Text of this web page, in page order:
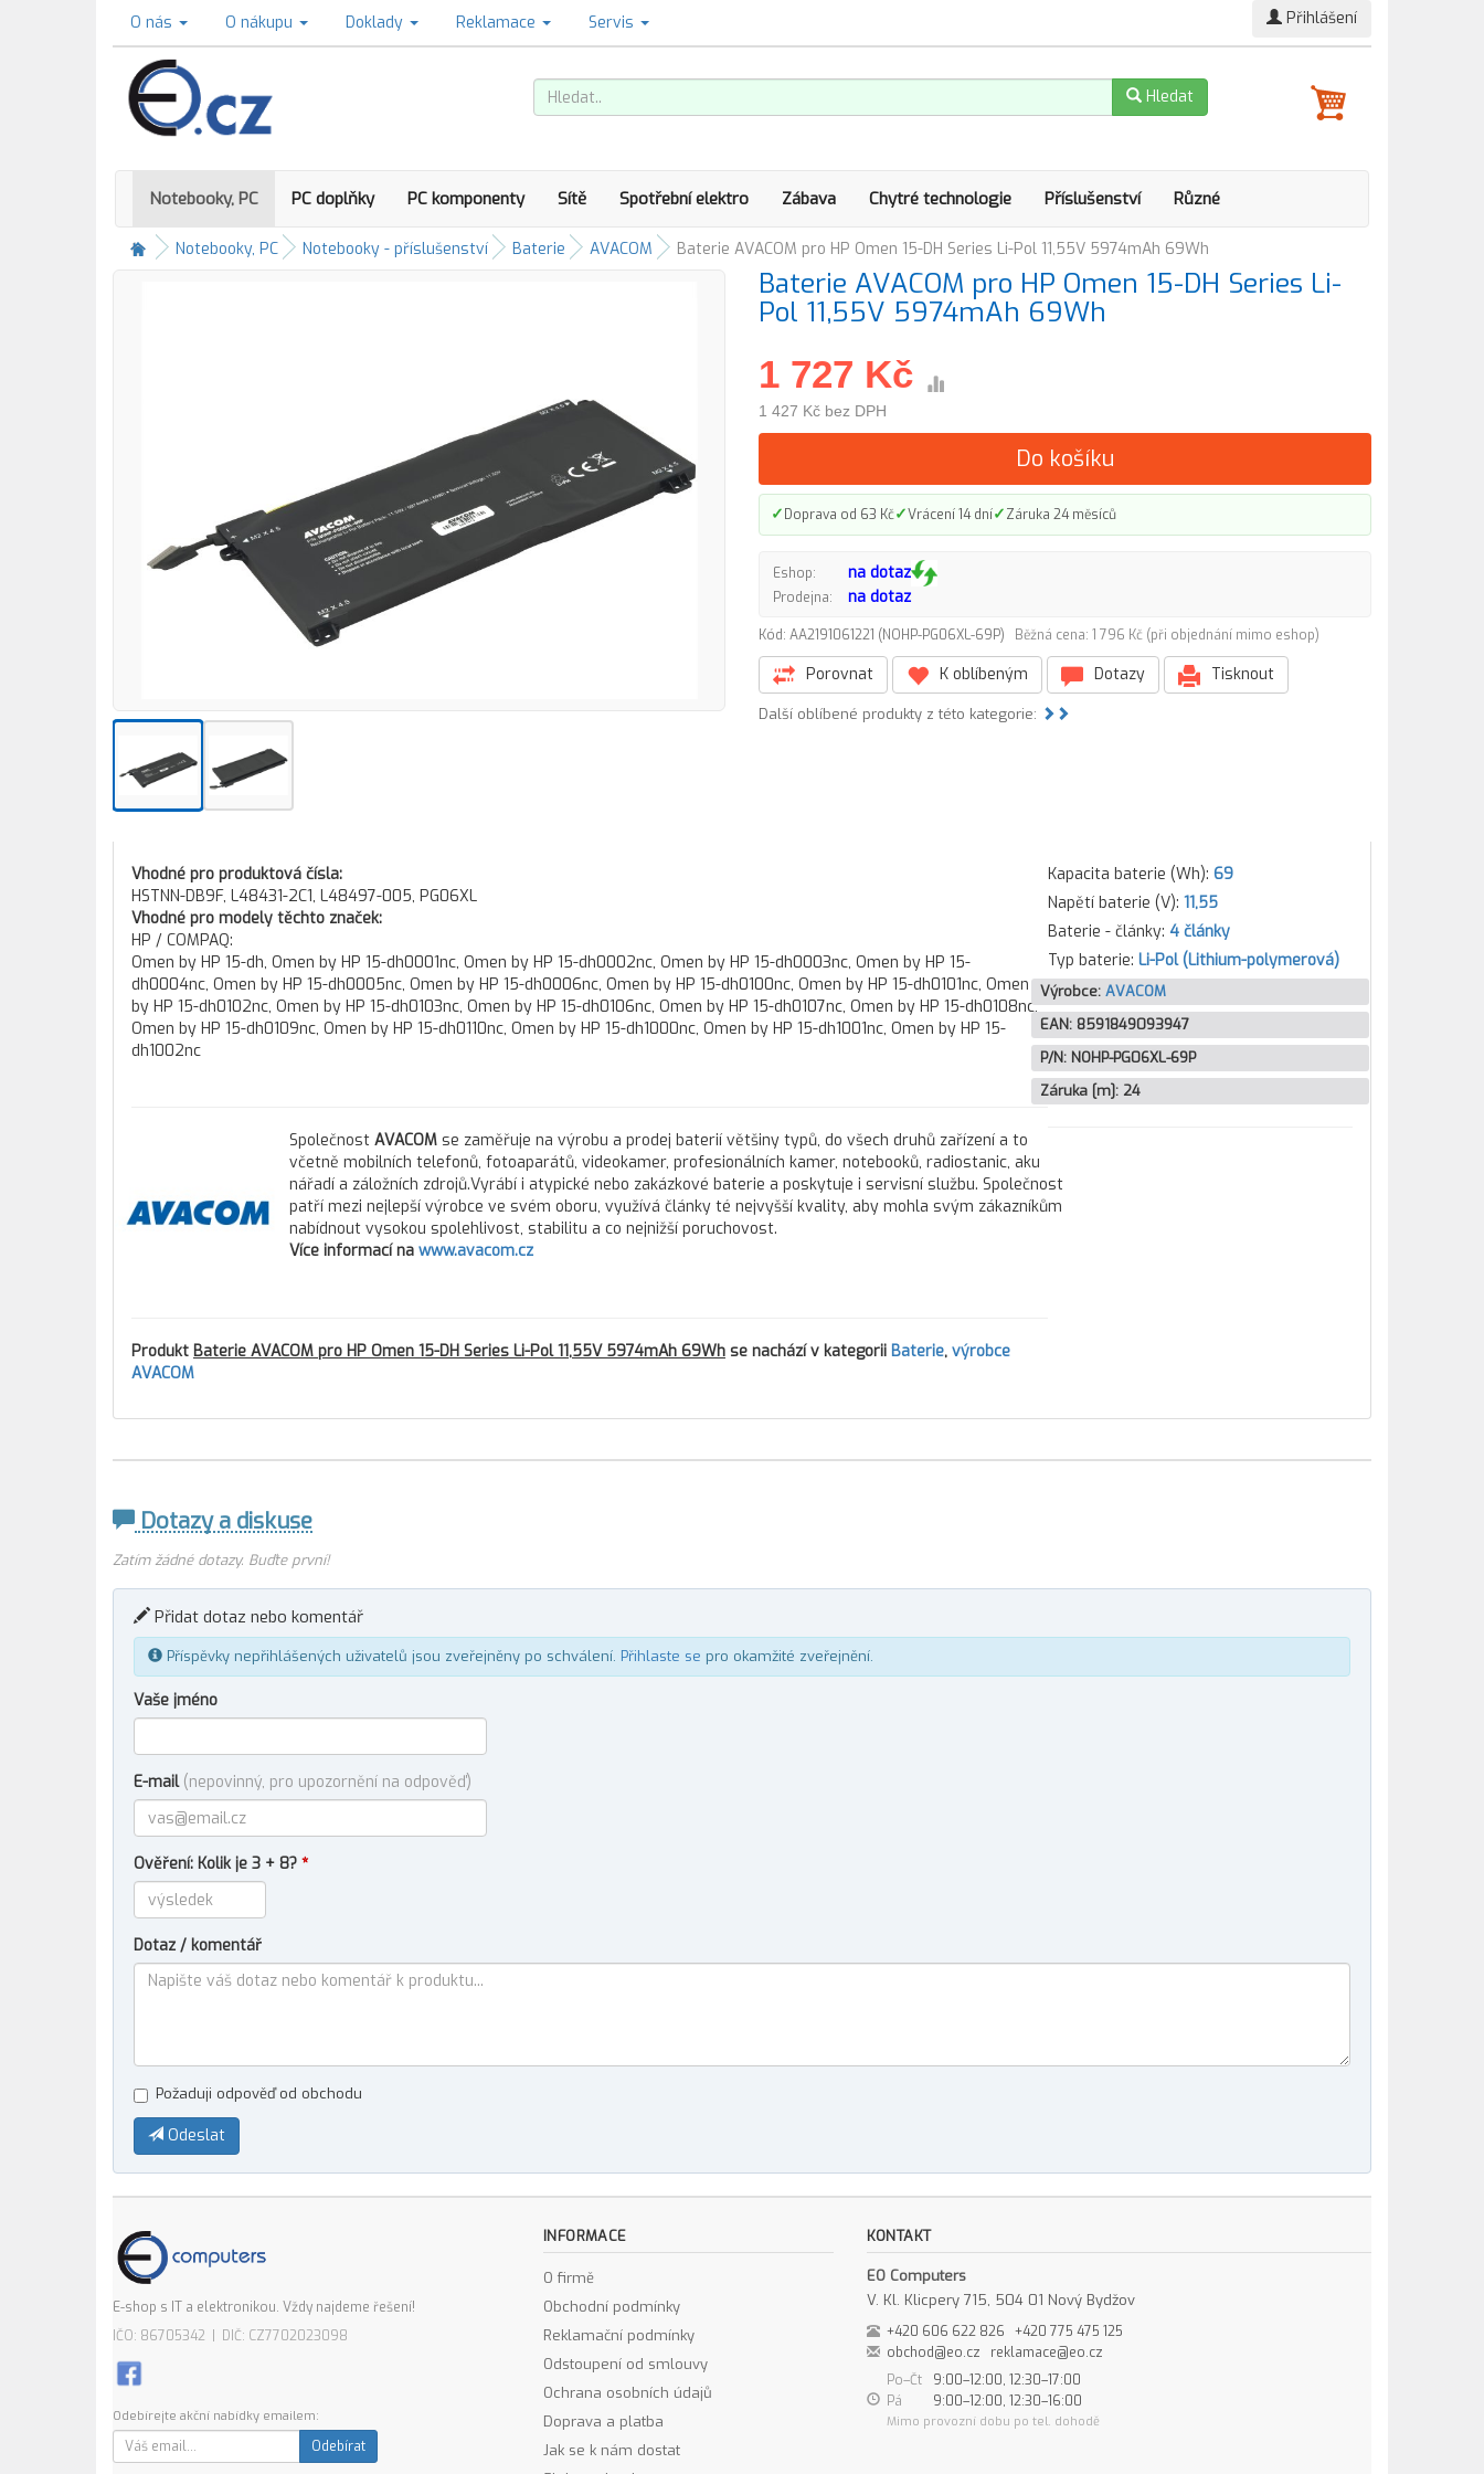
O nás O nákupu Doklady Reklamace Servis Přihlášení
Hledat
Notebooky, PC PC doplňky PC komponenty Sítě Spotřební elektro Zábava Chytré technologie Příslušenství Různé
Notebooky, PC Notebooky - příslušenství Baterie AVACOM Baterie AVACOM pro HP Omen 15-DH Series Li-Pol 11,55V 5974mAh 69Wh
Baterie AVACOM pro HP Omen 15-DH Series Li-
Pol 11,55V 5974mAh 69Wh
1 727 Kč
1 427 Kč bez DPH
Do košíku
✓Doprava od 63 Kč✓Vrácení 14 dní✓Záruka 24 měsíců
Eshop: na dotaz
Prodejna: na dotaz
Kód: AA2191061221 (NOHP-PG06XL-69P) Běžná cena: 1 796 Kč (při objednání mimo eshop)
Porovnat K oblíbeným Dotazy Tisknout
Další oblíbené produkty z této kategorie:
Vhodné pro produktová čísla:
HSTNN-DB9F, L48431-2C1, L48497-005, PG06XL
Vhodné pro modely těchto značek:
HP / COMPAQ:
Omen by HP 15-dh, Omen by HP 15-dh0001nc, Omen by HP 15-dh0002nc, Omen by HP 15-dh0003nc, Omen by HP 15-
dh0004nc, Omen by HP 15-dh0005nc, Omen by HP 15-dh0006nc, Omen by HP 15-dh0100nc, Omen by HP 15-dh0101nc, Omen
by HP 15-dh0102nc, Omen by HP 15-dh0103nc, Omen by HP 15-dh0106nc, Omen by HP 15-dh0107nc, Omen by HP 15-dh0108nc,
Omen by HP 15-dh0109nc, Omen by HP 15-dh0110nc, Omen by HP 15-dh1000nc, Omen by HP 15-dh1001nc, Omen by HP 15-
dh1002nc
Společnost AVACOM se zaměřuje na výrobu a prodej baterií většiny typů, do všech druhů zařízení a to
včetně mobilních telefonů, fotoaparátů, videokamer, profesionálních kamer, notebooků, radiostanic, aku
nářadí a záložních zdrojů.Vyrábí i atypické nebo zakázkové baterie a poskytuje i servisní službu. Společnost
patří mezi nejlepší výrobce ve svém oboru, využívá články té nejvyšší kvality, aby mohla svým zákazníkům
nabídnout vysokou spolehlivost, stabilitu a co nejnižší poruchovost.
Více informací na www.avacom.cz
Produkt Baterie AVACOM pro HP Omen 15-DH Series Li-Pol 11,55V 5974mAh 69Wh se nachází v kategorii Baterie, výrobce
AVACOM
Kapacita baterie (Wh): 69
Napětí baterie (V): 11,55
Baterie - články: 4 články
Typ baterie: Li-Pol (Lithium-polymerová)
Výrobce: AVACOM
EAN: 8591849093947
P/N: NOHP-PG06XL-69P
Záruka [m]: 24
Dotazy a diskuse
Zatím žádné dotazy. Buďte první!
Přidat dotaz nebo komentář
Příspěvky nepřihlášených uživatelů jsou zveřejněny po schválení. Přihlaste se pro okamžité zveřejnění.
Vaše jméno
E-mail (nepovinný, pro upozornění na odpověď)
Ověření: Kolik je 3 + 8? *
Dotaz / komentář
Požaduji odpověď od obchodu
Odeslat
E-shop s IT a elektronikou. Vždy najdeme řešení!
IČO: 86705342 | DIČ: CZ7702023098
Odebírejte akční nabídky emailem:
Odebírat
INFORMACE
O firmě
Obchodní podmínky
Reklamační podmínky
Odstoupení od smlouvy
Ochrana osobních údajů
Doprava a platba
Jak se k nám dostat
KONTAKT
EO Computers
V. Kl. Klicpery 715, 504 01 Nový Bydžov
+420 606 622 826
+420 775 475 125
obchod@eo.cz
reklamace@eo.cz
Po–Čt
9:00–12:00, 12:30–17:00
Pá
9:00–12:00, 12:30–16:00
Mimo provozní dobu po tel. dohodě